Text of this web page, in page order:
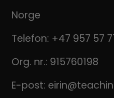
Norge
Telefon: +47 957 57
Org. nr.: 915760198
E-post: